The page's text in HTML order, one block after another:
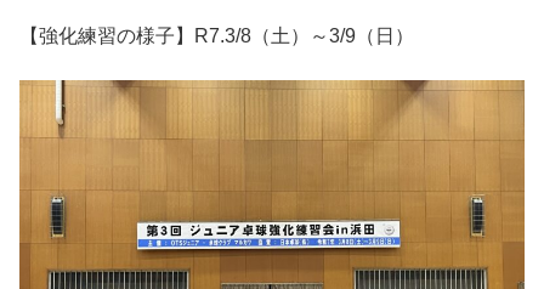
【強化練習の様子】R7.3/8（土）～3/9（日）